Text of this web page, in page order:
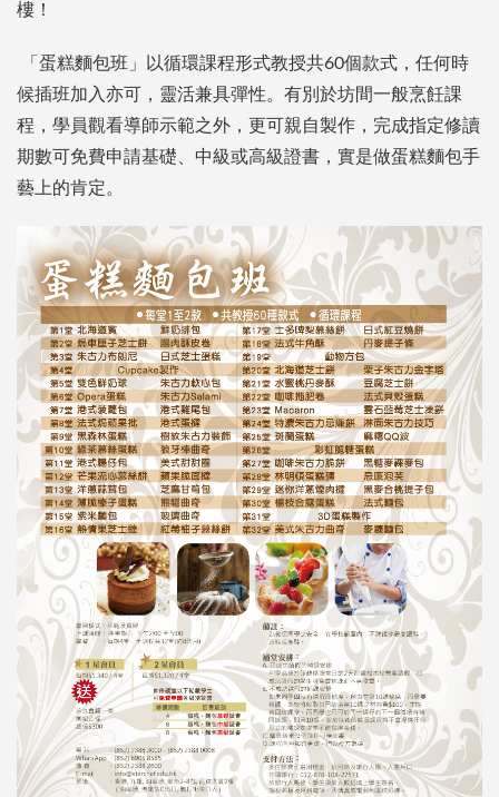
樓！
「蛋糕麵包班」以循環課程形式教授共60個款式，任何時
候插班加入亦可，靈活兼具彈性。有別於坊間一般烹飪課
程，學員觀看導師示範之外，更可親自製作，完成指定修讀
期數可免費申請基礎、中級或高級證書，實是做蛋糕麵包手
藝上的肯定。